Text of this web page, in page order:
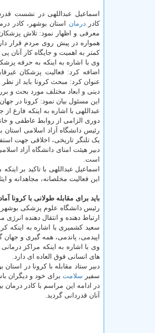
اسماعیل عبداللهی در نشست
کادردرمان استان بوشهر، کادر
معرفی و اظهار نمود: تلاش
همواره در پیش روی مردم قرار
کمتر به اهمیت و جایگاه کار آنان پی
وی با اشاره به اینکه به حرفه
اضافه کرد: فعالیت پزشکان
عنوان کرد: مبحث کرونا باید از
دینی و ابعاد مختلف مورد بحث و
این مسئول بیان نمود: کرونا در
عبداللهی با اشاره به اینکه فارغ
دوری الزامی از روابط عاطفی و
رئیس دانشگاه آزاد اسلامی استان
یک تلنگر تاریخی، اخلاقی جهت
دبیر هیئت امنای دانشگاه آزاد
است.
اسماعیل عبداللهی با تاکید بر
این فعالیت مخلصانه، مجاهدانه
باید برای مقابله طولانی با کرونا
رئیس دانشگاه علوم پزشکی
ارتباط دهنده و انتقال دهنده
سعید کشمیری با اشاره به اینکه
اپیدمی، پاندمی، همه گیری و
وی با اشاره به اینکه مراکز
های انسانی فوق العاده ای دارد.
دبیر ستاد مقابله با کرونا در
سفیر سلامت برای خود و دیگران
در ادامه این مراسم با کادر
آنان قدردانی گردید.